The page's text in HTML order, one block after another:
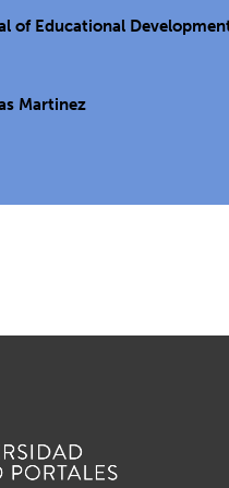
of Educational
Martinez